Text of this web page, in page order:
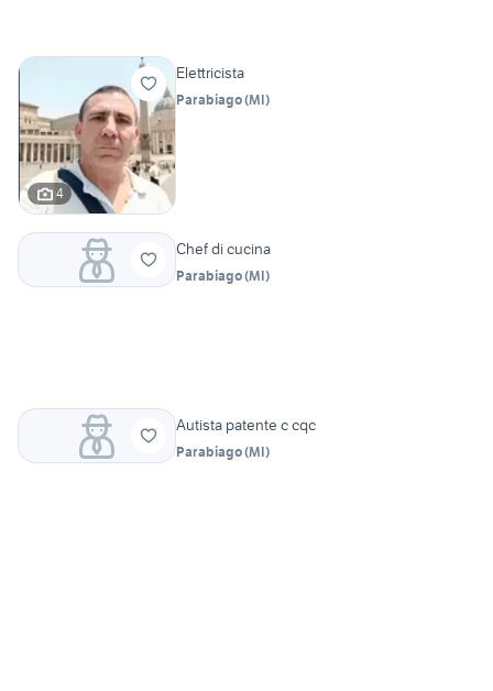
4
Elettricista
Parabiago(MI)
Chef di cucina
Parabiago(MI)
Autista patente c cqc
Parabiago(MI)